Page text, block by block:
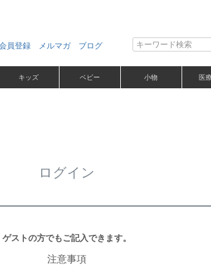
員登録 メルマガ ブログ
キッズ ベビー 小物 医
ログイン
ゲストの方でもご記入できます。
注意事項